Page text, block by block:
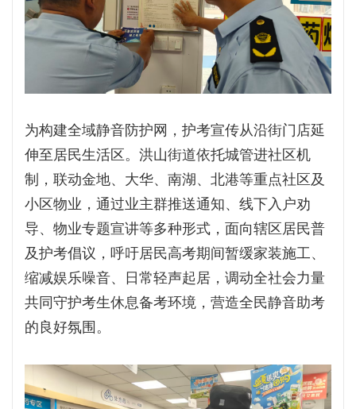
为构建全域静音防护网，护考宣传从沿街门店延
伸至居民生活区。洪山街道依托城管进社区机
制，联动金地、大华、南湖、北港等重点社区及
小区物业，通过业主群推送通知、线下入户劝
导、物业专题宣讲等多种形式，面向辖区居民普
及护考倡议，呼吁居民高考期间暂缓家装施工、
缩减娱乐噪音、日常轻声起居，调动全社会力量
共同守护考生休息备考环境，营造全民静音助考
的良好氛围。